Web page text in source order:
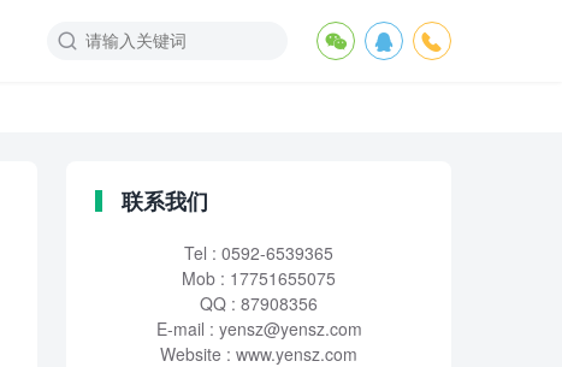
联系我们
Tel : 0592-6539365
Mob : 17751655075
QQ : 87908356
E-mail : yensz@yensz.com
Website : www.yensz.com